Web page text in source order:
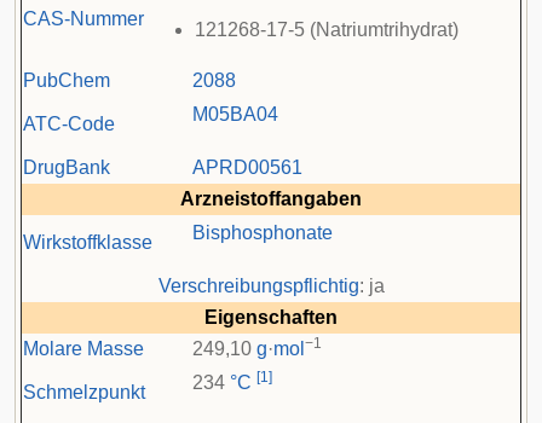
CAS-Nummer
121268-17-5 (Natriumtrihydrat)
PubChem 2088
ATC-Code M05BA04
DrugBank
APRD00561
Arzneistoffangaben
Wirkstoffklasse Bisphosphonate
Verschreibungspflichtig: ja
Eigenschaften
Molare Masse
249,10 g·mol −1
Schmelzpunkt 234 °C [1]